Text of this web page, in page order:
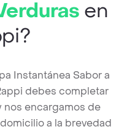
en
Instantánea Sabor a
debes completar
nos encargamos de
a la brevedad